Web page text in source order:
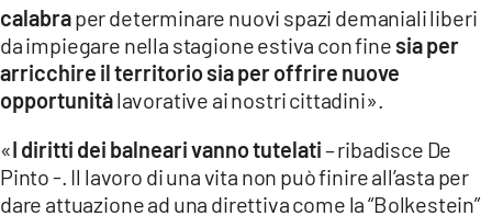
calabraper determinare nuovi spazi demaniali liberi
da impiegare nella stagione estiva con fine sia per
arricchire il territorio sia per offrire nuove
opportunitàlavorative ai nostri cittadini».
«I diritti dei balneari vanno tutelati– ribadisce De
Pinto -. Il lavoro di una vita non può finire all’asta per
dare attuazione ad una direttiva come la “Bolkestein”